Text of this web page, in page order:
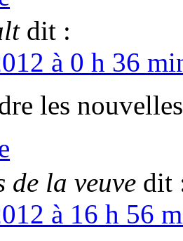
dit :
à 0 h 36
les
de la veuve dit
à 16 h 56